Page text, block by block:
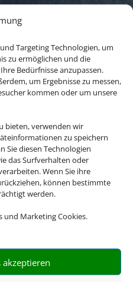
Targeting Technologien, um
zu ermöglichen und die
Bedürfnisse anzupassen.
um Ergebnisse zu messen,
kommen oder um unsere
bieten, verwenden wir
zu speichern
Sie diesen Technologien
das Surfverhalten oder
Wenn Sie ihre
können bestimmte
werden.
und Marketing Cookies.
akzeptieren